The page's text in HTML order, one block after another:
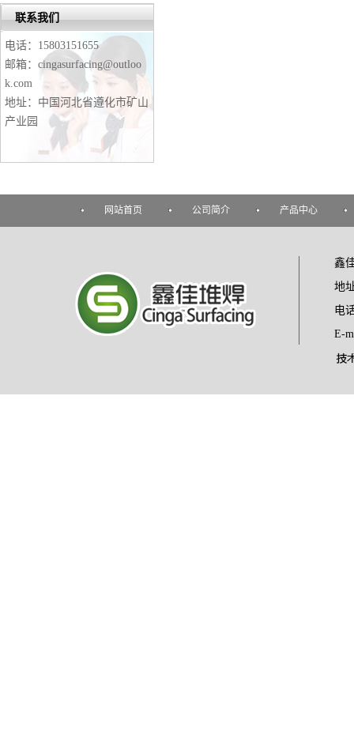
联系我们
电话：15803151655
邮箱：cingasurfacing@outloo
k.com
地址：中国河北省遵化市矿山
产业园
网站首页 公司简介 产品中心
鑫
地
电
E-